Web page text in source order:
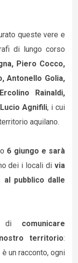
queste vere e
di lungo corso
Piero Cocco,
Antonello Golia,
Rainaldi,
Agnifili, i cui
aquilano.
6 giungo e sarà
dei i locali divia
al pubblico dalle
di comunicare
territorio:
un racconto, ogni